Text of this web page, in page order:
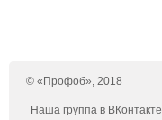
© «Профоб», 2018
Наша группа в ВКонтакте